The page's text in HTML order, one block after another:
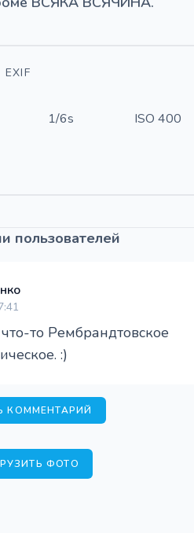
EXIF
1/6s
ISO 400
пользователей
то Рембрандтовское
:)
КОММЕНТАРИЙ
ФОТО